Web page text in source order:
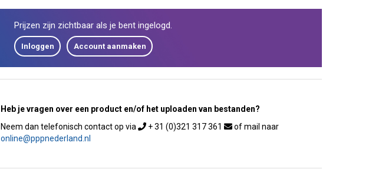
Prijzen zijn zichtbaar als je bent ingelogd.
Inloggen Account aanmaken
Heb je vragen over een product en/of het uploaden van bestanden?
+ 31 (0)321 317 361
online@pppnederland.nl